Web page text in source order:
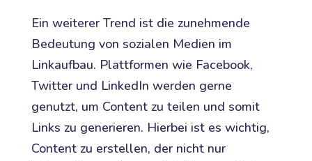
Ein weiterer Trend ist die zunehmende
Bedeutung von sozialen Medien im
Linkaufbau. Plattformen wie Facebook,
Twitter und LinkedIn werden gerne
genutzt, um Content zu teilen und somit
Links zu generieren. Hierbei ist es wichtig,
Content zu erstellen, der nicht nur